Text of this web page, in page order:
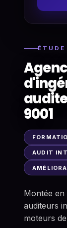
9001
AUDIT
Montée en
auditeurs
moteurs